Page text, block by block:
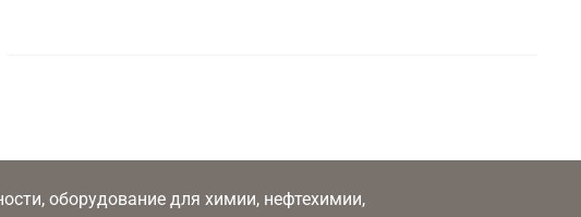
оборудование для химии, нефтехимии,